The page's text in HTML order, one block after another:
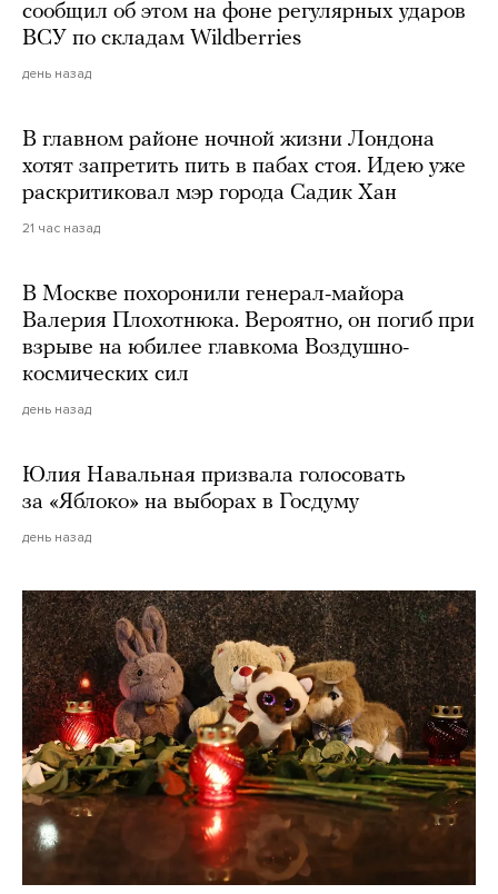
сообщил об этом на фоне регулярных ударов
ВСУ по складам Wildberries
день назад
В главном районе ночной жизни Лондона
хотят запретить пить в пабах стоя. Идею уже
раскритиковал мэр города Садик Хан
21 час назад
В Москве похоронили генерал-майора
Валерия Плохотнюка. Вероятно, он погиб при
взрыве на юбилее главкома Воздушно-
космических сил
день назад
Юлия Навальная призвала голосовать
за «Яблоко» на выборах в Госдуму
день назад